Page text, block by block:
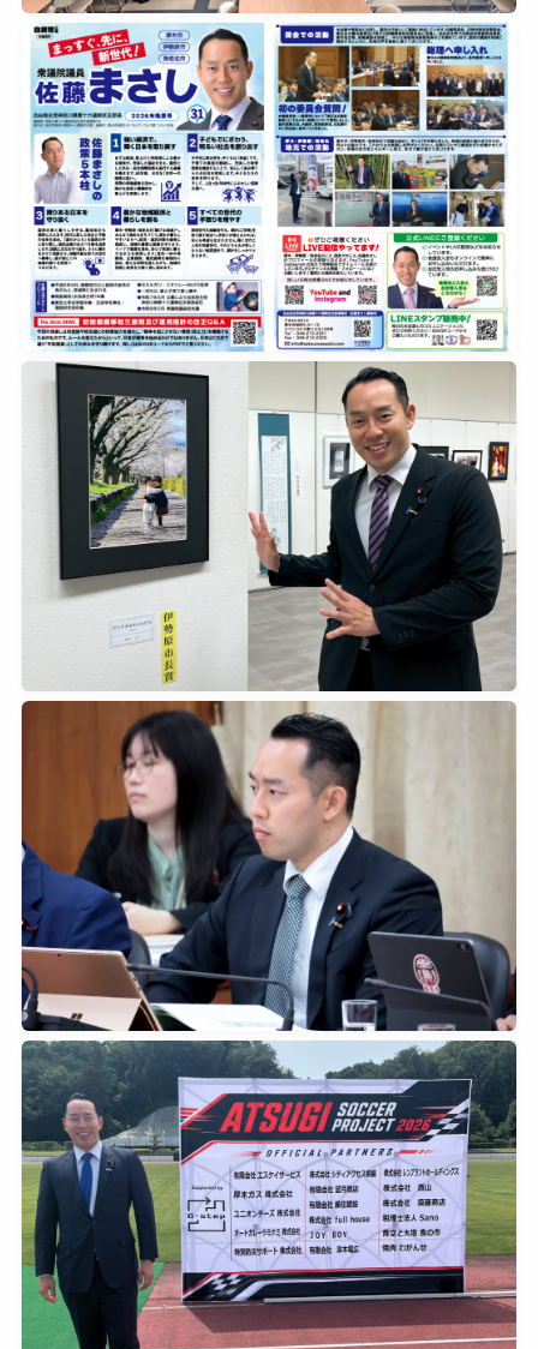
2026年7月8日 0
2026年7月7日 0
2026年6月27日 0
2026年6月17日